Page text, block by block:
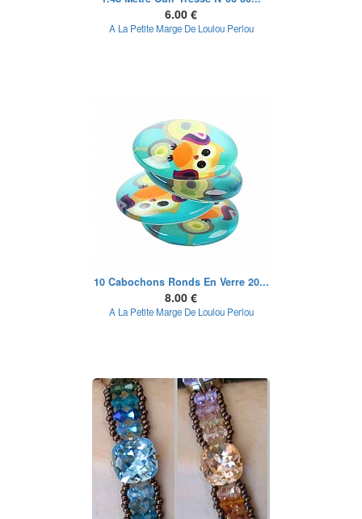
6.00 €
A La Petite Marge De Loulou Perlou
10 Cabochons Ronds En Verre 20...
8.00 €
A La Petite Marge De Loulou Perlou